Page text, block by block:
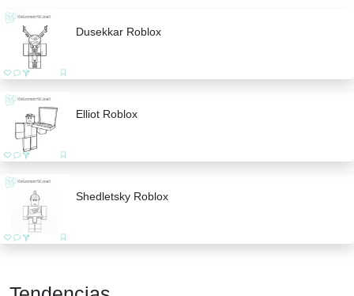
Dusekkar Roblox
Elliot Roblox
Shedletsky Roblox